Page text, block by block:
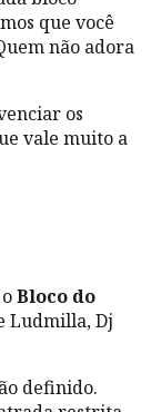
que você
não adora
os
vale muito a
Bloco do
Ludmilla, Dj
definido.